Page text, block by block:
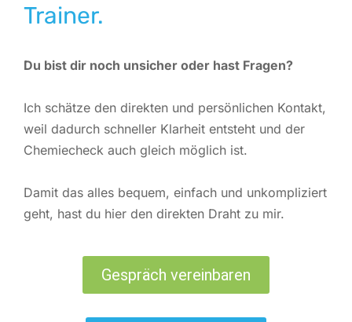
Trainer.
Du bist dir noch unsicher oder hast Fragen?
Ich schätze den direkten und persönlichen Kontakt,
weil dadurch schneller Klarheit entsteht und der
Chemiecheck auch gleich möglich ist.
Damit das alles bequem, einfach und unkompliziert
geht, hast du hier den direkten Draht zu mir.
Gespräch vereinbaren